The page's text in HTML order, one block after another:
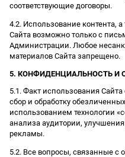
соответствующие договоры.
4.2. Использование контента,
Сайта возможно только с
Администрации. Любое
материалов Сайта запрещено.
5. КОНФИДЕНЦИАЛЬНОСТЬ И
5.1. Факт использования
сбор и обработку
использованием технологии
анализа аудитории,
рекламы.
5.2. Все вопросы, связанные с